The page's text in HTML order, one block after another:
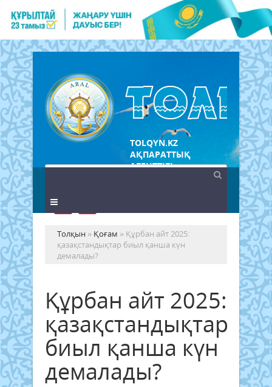
TOLQYN.KZ
АҚПАРАТТЫҚ
АГЕНТТІГІ
Толқын » Қоғам » Құрбан айт 2025:
қазақстандықтар биыл қанша күн
демалады?
Құрбан айт 2025:
қазақстандықтар
биыл қанша күн
демалады?